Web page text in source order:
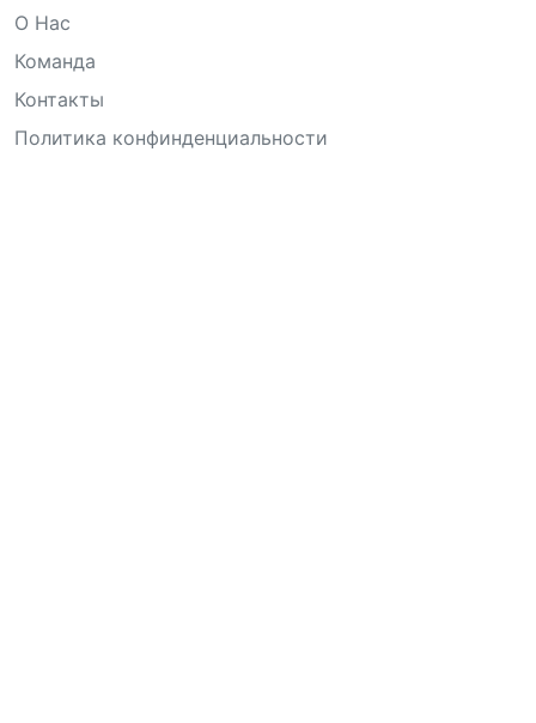
О Нас
Команда
Контакты
Политика конфинденциальности